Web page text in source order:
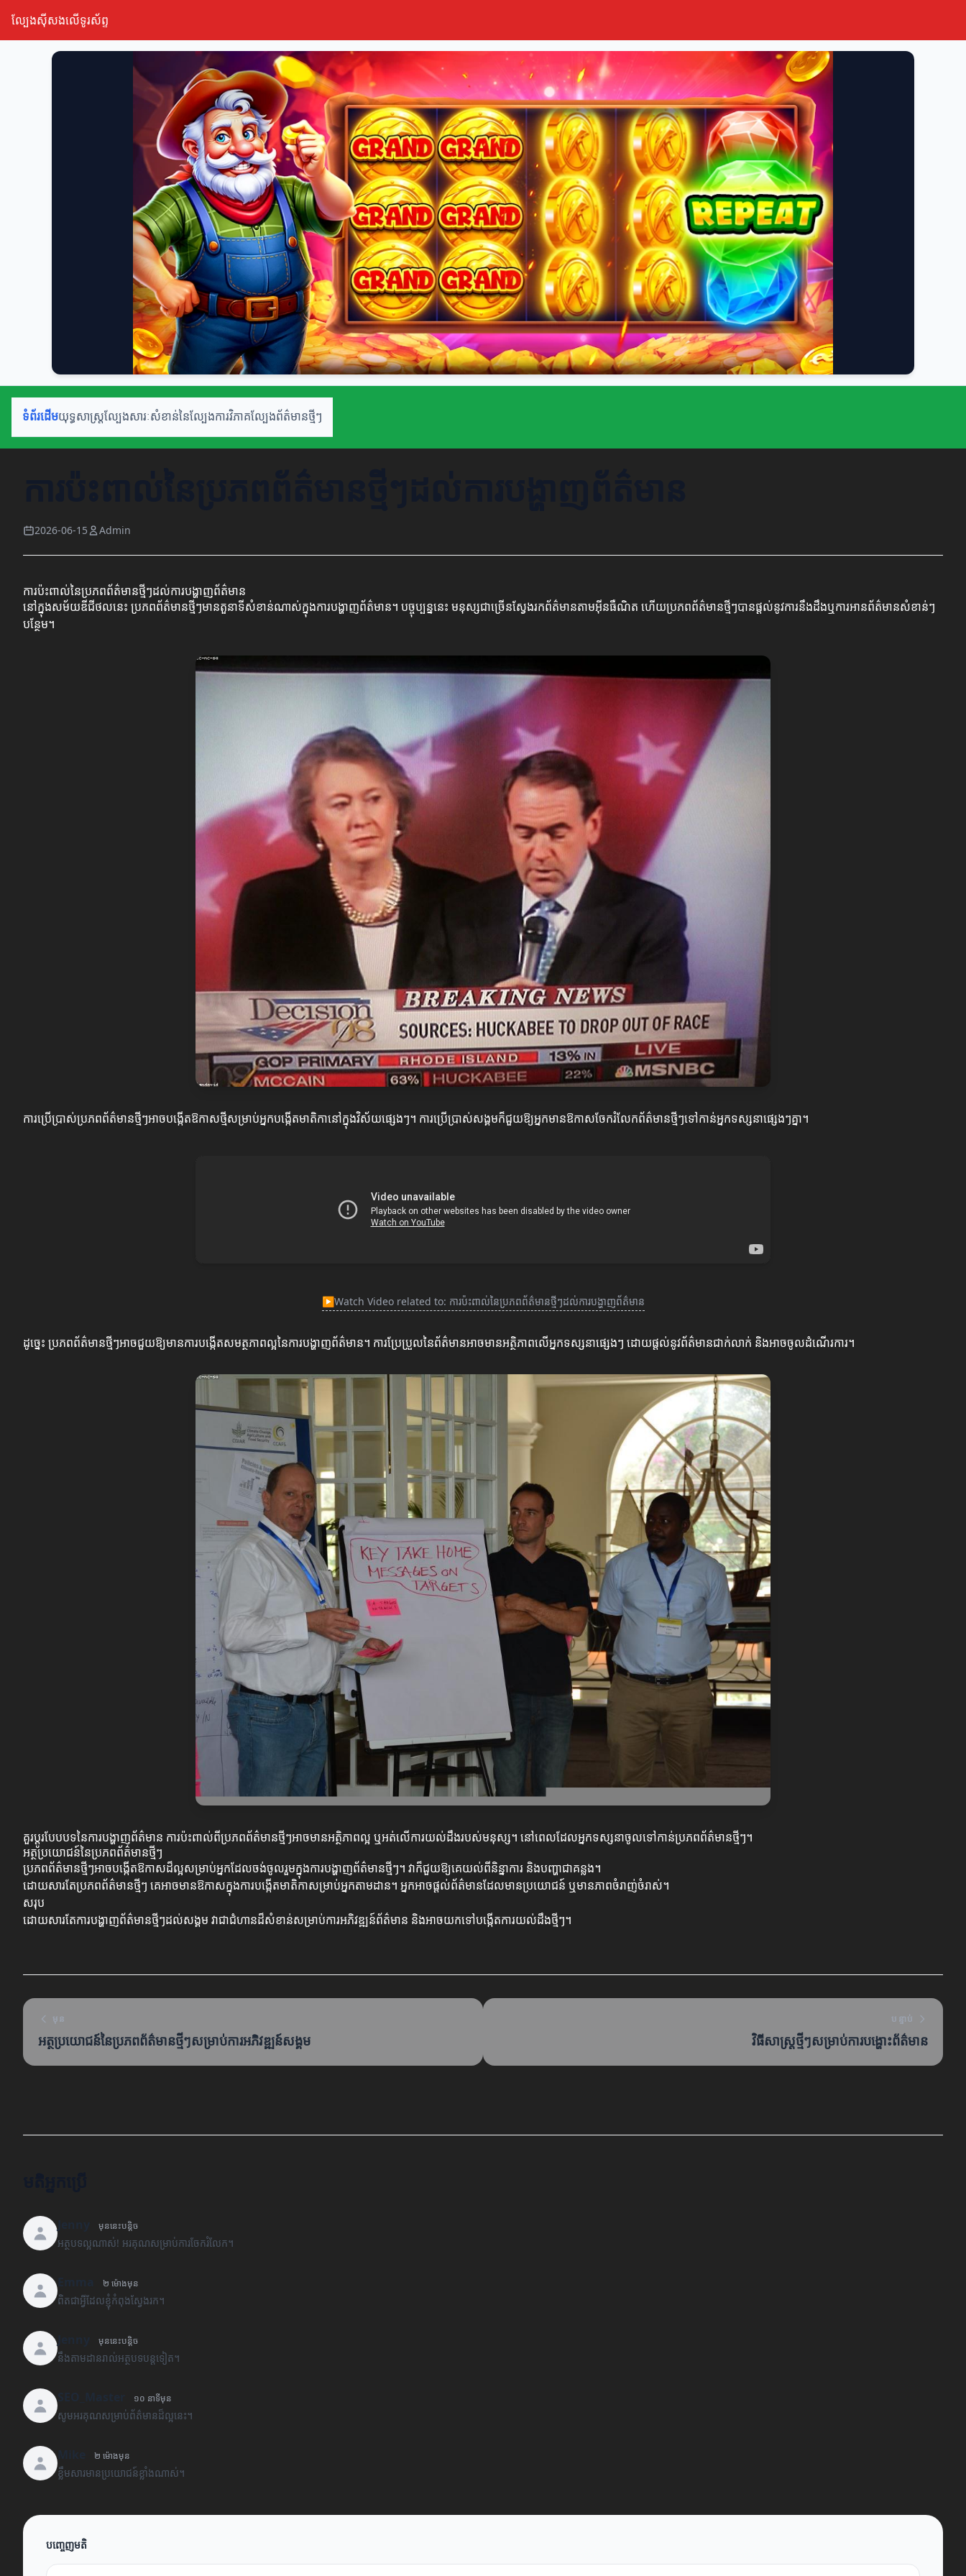
ល្បែងស៊ីសងលើទូរស័ព្ទ
ទំព័រដើមយុទ្ធសាស្ត្រល្បែងសារៈសំខាន់នៃល្បែងការវិភាគល្បែងព័ត៌មានថ្មីៗ
2026-06-15 Admin
ការប៉ះពាល់នៃប្រភពព័ត៌មានថ្មីៗដល់ការបង្ហាញព័ត៌មាន
នៅក្នុងសម័យឌីជីថលនេះ ប្រភពព័ត៌មានថ្មីៗមានតួនាទីសំខាន់ណាស់ក្នុងការបង្ហាញព័ត៌មាន។ បច្ចុប្បន្ននេះ មនុស្សជាច្រើនស្វែងរកព័ត៌មានតាមអ៊ីនធឺណិត ហើយប្រភពព័ត៌មានថ្មីៗបានផ្តល់នូវការនឹងដឹងឬការអានព័ត៌មានសំខាន់ៗ
បន្ថែម។
ការប្រើប្រាស់ប្រភពព័ត៌មានថ្មីៗអាចបង្កើតឱកាសថ្មីសម្រាប់អ្នកបង្កើតមាតិកានៅក្នុងវិស័យផ្សេងៗ។ ការប្រើប្រាស់សង្គមក៏ជួយឱ្យអ្នកមានឱកាសចែករំលែកព័ត៌មានថ្មីៗទៅកាន់អ្នកទស្សនាផ្សេងៗគ្នា។
▶Watch Video related to: ការប៉ះពាល់នៃប្រភពព័ត៌មានថ្មីៗដល់ការបង្ហាញព័ត៌មាន
ដូច្នេះ ប្រភពព័ត៌មានថ្មីៗអាចជួយឱ្យមានការបង្កើតសមត្ថភាពល្អនៃការបង្ហាញព័ត៌មាន។ ការប្រែប្រួលនៃព័ត៌មានអាចមានអត្ថិភាពលើអ្នកទស្សនាផ្សេងៗ ដោយផ្តល់នូវព័ត៌មានជាក់លាក់ និងអាចចូលដំណើរការ។
គួរប្តូរបែបបទនៃការបង្ហាញព័ត៌មាន ការប៉ះពាល់ពីប្រភពព័ត៌មានថ្មីៗអាចមានអត្ថិភាពល្អ ឬអត់លើការយល់ដឹងរបស់មនុស្ស។ នៅពេលដែលអ្នកទស្សនាចូលទៅកាន់ប្រភពព័ត៌មានថ្មីៗ។
អត្ថប្រយោជន៍នៃប្រភពព័ត៌មានថ្មីៗ
ប្រភពព័ត៌មានថ្មីៗអាចបង្កើតឱកាសដ៏ល្អសម្រាប់អ្នកដែលចង់ចូលរួមក្នុងការបង្ហាញព័ត៌មានថ្មីៗ។ វាក៏ជួយឱ្យគេយល់ពីនិន្នាការ និងបញ្ហាជាគន្លង។
ដោយសារតែប្រភពព័ត៌មានថ្មីៗ គេអាចមានឱកាសក្នុងការបង្កើតមាតិកាសម្រាប់អ្នកតាមដាន។ អ្នកអាចផ្តល់ព័ត៌មានដែលមានប្រយោជន៍ ឬមានភាពចំរាញ់ចំរាស់។
សរុប
ដោយសារតែការបង្ហាញព័ត៌មានថ្មីៗដល់សង្គម វាជាជំហានដ៏សំខាន់សម្រាប់ការអភិវឌ្ឍន៍ព័ត៌មាន និងអាចយកទៅបង្កើតការយល់ដឹងថ្មីៗ។
មុន
អត្ថប្រយោជន៍នៃប្រភពព័ត៌មានថ្មីៗសម្រាប់ការអភិវឌ្ឍន៍សង្គម
បន្ទាប់
វិធីសាស្ត្រថ្មីៗសម្រាប់ការបង្ហោះព័ត៌មាន
មុននេះបន្តិច
អត្ថបទល្អណាស់! អរគុណសម្រាប់ការចែករំលែក។
២ ម៉ោងមុន
ពិតជាអ្វីដែលខ្ញុំកំពុងស្វែងរក។
មុននេះបន្តិច
នឹងតាមដានរាល់អត្ថបទបន្តទៀត។
១០ នាទីមុន
សូមអរគុណសម្រាប់ព័ត៌មានដ៏ល្អនេះ។
២ ម៉ោងមុន
ខ្លឹមសារមានប្រយោជន៍ខ្លាំងណាស់។
បញ្ចេញមតិ